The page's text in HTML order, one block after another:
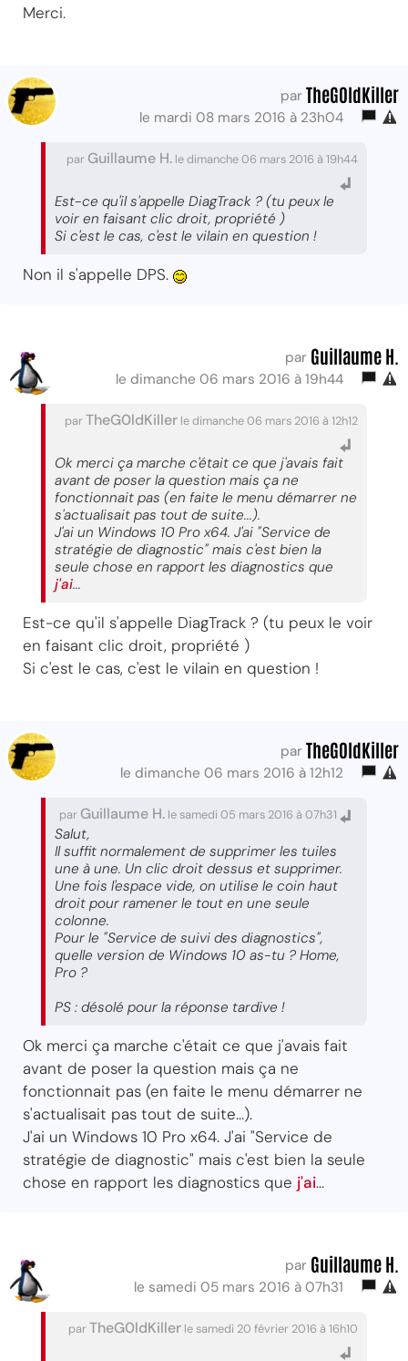
Merci.
par TheG0ldKiller
le mardi 08 mars 2016 à 23h04
par Guillaume H. le dimanche 06 mars 2016 à 19h44
Est-ce qu'il s'appelle DiagTrack ? (tu peux le
voir en faisant clic droit, propriété )
Si c'est le cas, c'est le vilain en question !
Non il s'appelle DPS.
par Guillaume H.
le dimanche 06 mars 2016 à 19h44
parTheG0ldKiller le dimanche 06 mars 2016 à 12h12
Ok merci ça marche c'était ce que j'avais fait
avant de poser la question mais ça ne
fonctionnait pas (en faite le menu démarrer ne
s'actualisait pas tout de suite...).
J'ai un Windows 10 Pro x64. J'ai "Service de
stratégie de diagnostic" mais c'est bien la
seule chose en rapport les diagnostics que
j'ai...
Est-ce qu'il s'appelle DiagTrack ? (tu peux le voir
en faisant clic droit, propriété )
Si c'est le cas, c'est le vilain en question !
par TheG0ldKiller
le dimanche 06 mars 2016 à 12h12
par Guillaume H. le samedi 05 mars 2016 à 07h31
Salut,
Il suffit normalement de supprimer les tuiles
une à une. Un clic droit dessus et supprimer.
Une fois l'espace vide, on utilise le coin haut
droit pour ramener le tout en une seule
colonne.
Pour le "Service de suivi des diagnostics",
quelle version de Windows 10 as-tu ? Home,
Pro ?
PS : désolé pour la réponse tardive !
Ok merci ça marche c'était ce que j'avais fait
avant de poser la question mais ça ne
fonctionnait pas (en faite le menu démarrer ne
s'actualisait pas tout de suite...).
J'ai un Windows 10 Pro x64. J'ai "Service de
stratégie de diagnostic" mais c'est bien la seule
chose en rapport les diagnostics que j'ai...
par Guillaume H.
le samedi 05 mars 2016 à 07h31
parTheG0ldKiller le samedi 20 février 2016 à 16h10